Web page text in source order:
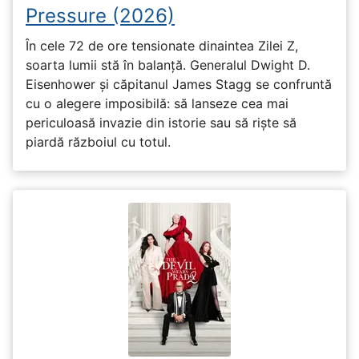
Pressure (2026)
În cele 72 de ore tensionate dinaintea Zilei Z,
soarta lumii stă în balanță. Generalul Dwight D.
Eisenhower și căpitanul James Stagg se confruntă
cu o alegere imposibilă: să lanseze cea mai
periculoasă invazie din istorie sau să riște să
piardă războiul cu totul.